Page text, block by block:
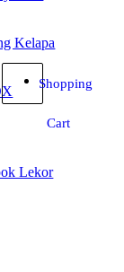
Shopping
Cart
Kelapa
Lekor